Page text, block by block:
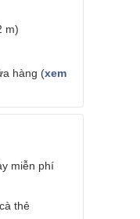
m)
hàng (xem
miễn phí
thẻ